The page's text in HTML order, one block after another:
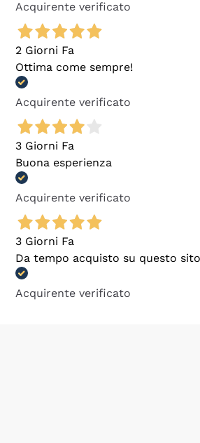
Acquirente verificato
2 Giorni Fa
Ottima come sempre!
Acquirente verificato
3 Giorni Fa
Buona esperienza
Acquirente verificato
3 Giorni Fa
Da tempo acquisto su questo
Acquirente verificato